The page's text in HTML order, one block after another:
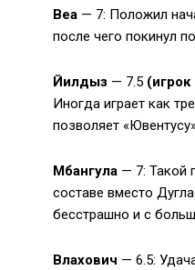
Веа — 7: Положил
после чего покинул
Йилдыз — 7.5 (игрок
Иногда играет как
позволяет
Мбангула — 7: Такой
составе вместо
бесстрашно и с
Влахович — 6.5: